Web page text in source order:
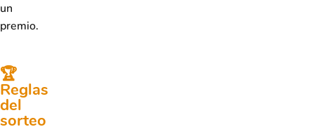
un
premio.
🏆
Reglas
del
sorteo